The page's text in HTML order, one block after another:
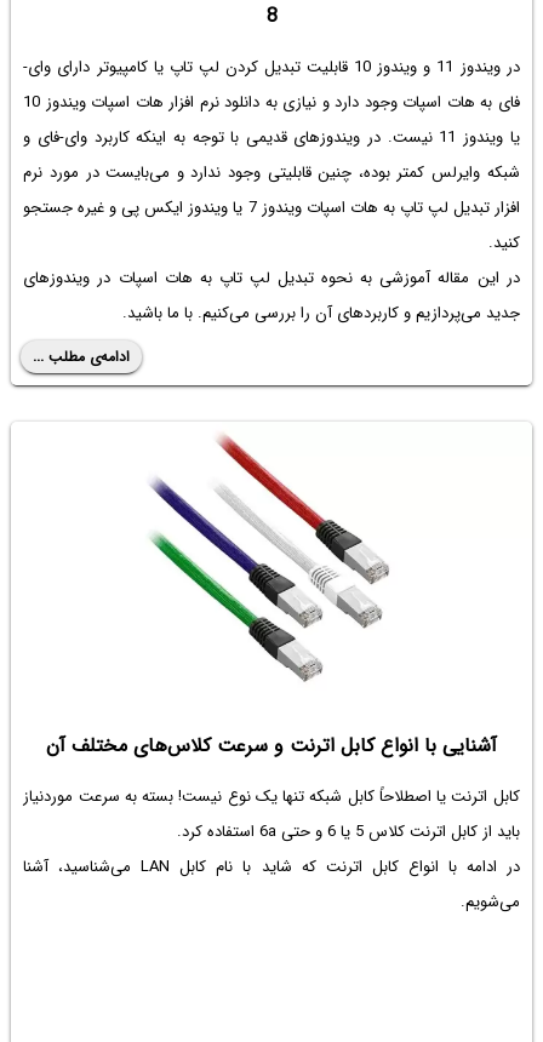
8
در ویندوز 11 و ویندوز 10 قابلیت تبدیل کردن لپ تاپ یا کامپیوتر دارای وای-
فای به هات اسپات وجود دارد و نیازی به دانلودنرم افزار هات اسپات ویندوز 10
یا ویندوز 11 نیست. در ویندوزهای قدیمی با توجه به اینکه کاربرد وای-فای و
شبکه وایرلس کمتر بوده، چنین قابلیتی وجود ندارد و می‌بایست در مورد نرم
افزارتبدیل لپ تاپ به هات اسپات
ویندوز 7 یا ویندوز ایکس پی و غیره جستجو
کنید.
در این مقاله آموزشی به نحوه تبدیل لپ تاپ به هات اسپات در ویندوزهای
جدید می‌پردازیم و کاربردهای آن را بررسی می‌کنیم. با ما باشید.
ادامه‌ی مطلب ...
آشنایی با انواع کابل اترنت و سرعت کلاس‌های مختلف آن
کابل اترنت یا اصطلاحاً کابل شبکه تنها یک نوع نیست! بسته به سرعت موردنیاز
باید از کابل اترنت کلاس 5 یا 6 و حتی 6a استفاده کرد.
در ادامه با انواع کابل اترنت که شاید با نام کابل LAN می‌شناسید، آشنا
می‌شویم.